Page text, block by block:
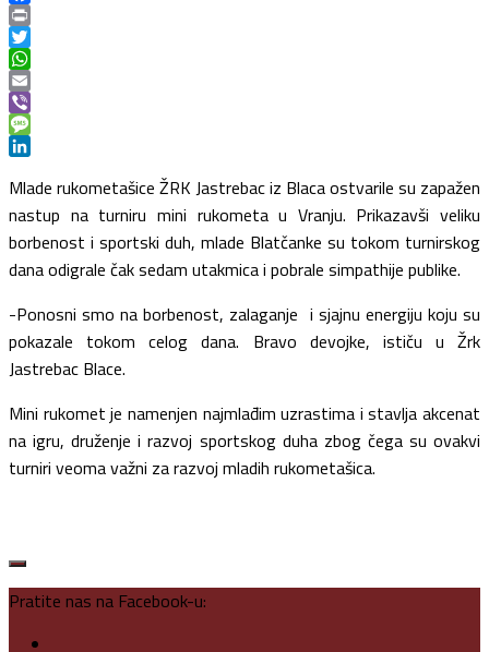
Facebook
Print
Twitter
WhatsApp
Email
Viber
Message
Mlade rukometašice ŽRK Jastrebac iz Blaca ostvarile su zapažen
nastup na turniru mini rukometa u Vranju. Prikazavši veliku
borbenost i sportski duh, mlade Blatčanke su tokom turnirskog
dana odigrale čak sedam utakmica i pobrale simpathije publike.
-Ponosni smo na borbenost, zalaganje i sjajnu energiju koju su
pokazale tokom celog dana. Bravo devojke, ističu u Žrk
Jastrebac Blace.
Mini rukomet je namenjen najmlađim uzrastima i stavlja akcenat
na igru, druženje i razvoj sportskog duha zbog čega su ovakvi
turniri veoma važni za razvoj mladih rukometašica.
Pratite nas na Facebook-u: